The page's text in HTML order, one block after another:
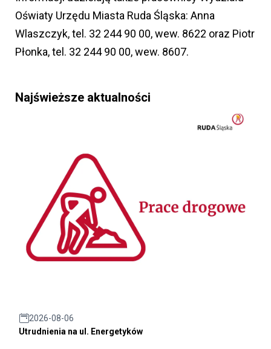
Oświaty Urzędu Miasta Ruda Śląska: Anna
Wlaszczyk, tel. 32 244 90 00, wew. 8622 oraz Piotr
Płonka, tel. 32 244 90 00, wew. 8607.
Najświeższe aktualności
2026-08-06
Utrudnienia na ul. Energetyków